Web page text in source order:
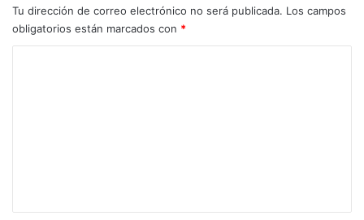
Tu dirección de correo electrónico no será publicada. Los campos
obligatorios están marcados con *